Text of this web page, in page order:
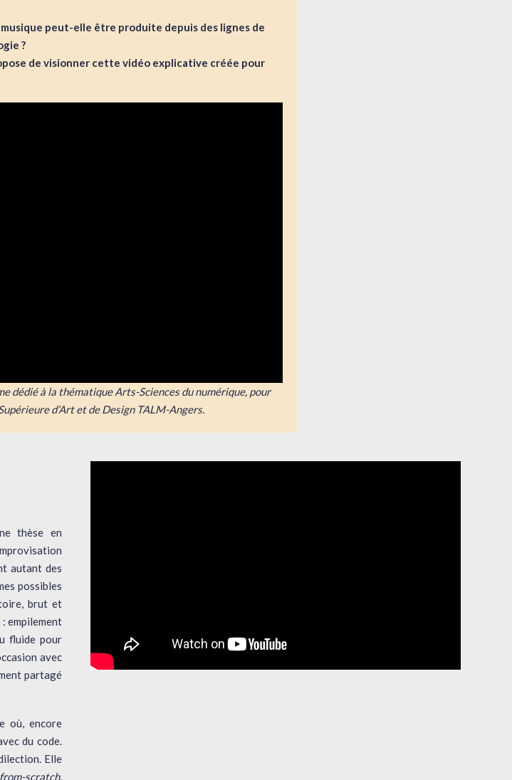
musique peut-elle être produite depuis des lignes de
?
de visionner cette vidéo explicative créée pour
dédié à la thématique Arts-Sciences du numérique, pour
d’Art et de Design TALM-Angers.
thèse en
autant des
possibles
brut et
empilement
fluide pour
avec
partagé
où, encore
du code.
Elle
from-scratch,